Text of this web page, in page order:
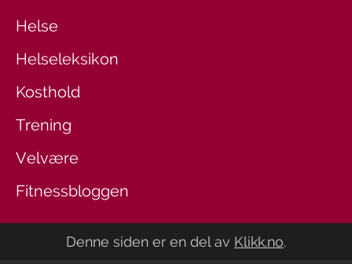
Helse
Helseleksikon
Kosthold
Trening
Velvære
Fitnessbloggen
Denne siden er en del av Klikk.no.